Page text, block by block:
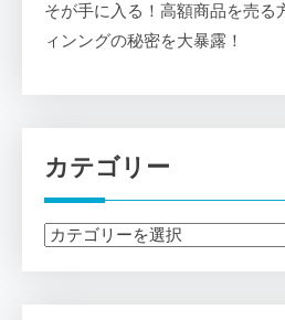
そが手に入る！高額商品を売る
ィンングの秘密を大暴露！
カテゴリー
カ